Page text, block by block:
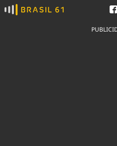
Ver todas as notícias